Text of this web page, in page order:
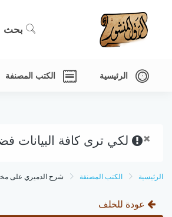
بحث
الرئيسية الكتب المصنفة
× لكي ترى كافة البيانات
الرئيسية الكتب المصنفة شرح الدميري على
عودة للخلف